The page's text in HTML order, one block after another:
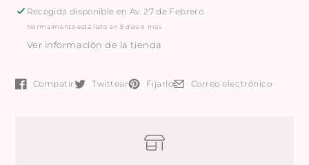
PRIMERA
PUESTA
CAMISA
PRIMERA
PUESTA
CAMISA
Recogida disponible en Av. 27 de Febrero
Normalmente está listo en 5 días o más
Ver información de la tienda
Compatir
Se abre en una ventana nueva.
Twittear
Se abre en una ventana nueva.
Fijarlo
Se abre en una ventana nueva.
Correo electrónico
Se abre en una ventana